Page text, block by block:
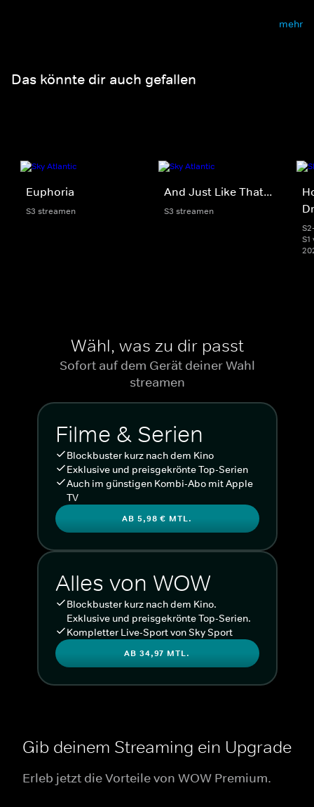
mehr
Das könnte dir auch gefallen
Euphoria
S3 streamen
And Just Like That...
S3 streamen
Wähl, was zu dir passt
Sofort auf dem Gerät deiner Wahl
streamen
Filme & Serien
Blockbuster kurz nach dem Kino
Exklusive und preisgekrönte Top-Serien
Auch im günstigen Kombi-Abo mit Apple
TV
AB 5,98 € MTL.
Alles von WOW
Blockbuster kurz nach dem Kino.
Exklusive und preisgekrönte Top-Serien.
Kompletter Live-Sport von Sky Sport
AB 34,97 MTL.
Gib deinem Streaming ein Upgrade
Erleb jetzt die Vorteile von WOW Premium.